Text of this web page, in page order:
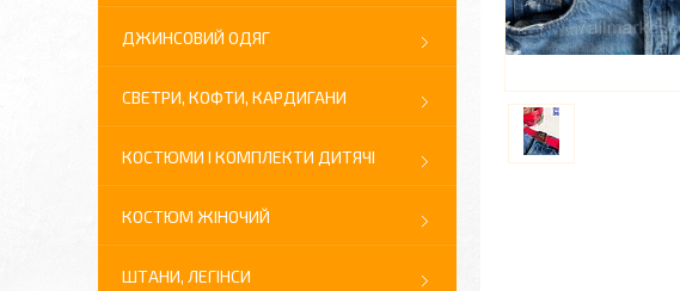
ДЖИНСОВИЙ ОДЯГ
СВЕТРИ, КОФТИ, КАРДИГАНИ
КОСТЮМИ І КОМПЛЕКТИ ДИТЯЧІ
КОСТЮМ ЖІНОЧИЙ
ШТАНИ, ЛЕГІНСИ